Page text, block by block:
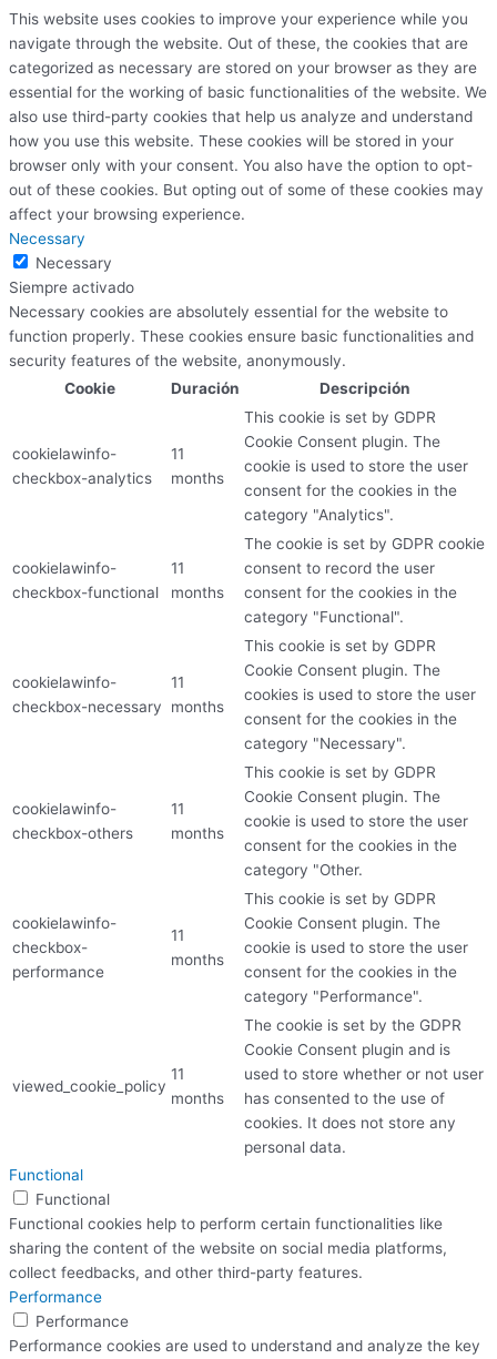
This website uses cookies to improve your experience while you
navigate through the website. Out of these, the cookies that are
categorized as necessary are stored on your browser as they are
essential for the working of basic functionalities of the website. We
also use third-party cookies that help us analyze and understand
how you use this website. These cookies will be stored in your
browser only with your consent. You also have the option to opt-
out of these cookies. But opting out of some of these cookies may
affect your browsing experience.
Necessary
Necessary
Siempre activado
Necessary cookies are absolutely essential for the website to
function properly. These cookies ensure basic functionalities and
security features of the website, anonymously.
Cookie
Duración Descripción
cookielawinfo-
checkbox-analytics
11
months
This cookie is set by GDPR
Cookie Consent plugin. The
cookie is used to store the user
consent for the cookies in the
category "Analytics".
cookielawinfo-
checkbox-functional
11
months
The cookie is set by GDPR cookie
consent to record the user
consent for the cookies in the
category "Functional".
cookielawinfo-
checkbox-necessary
11
months
This cookie is set by GDPR
Cookie Consent plugin. The
cookies is used to store the user
consent for the cookies in the
category "Necessary".
cookielawinfo-
checkbox-others
11
months
This cookie is set by GDPR
Cookie Consent plugin. The
cookie is used to store the user
consent for the cookies in the
category "Other.
cookielawinfo-
checkbox-
performance
11
months
This cookie is set by GDPR
Cookie Consent plugin. The
cookie is used to store the user
consent for the cookies in the
category "Performance".
viewed_cookie_policy
11
months
The cookie is set by the GDPR
Cookie Consent plugin and is
used to store whether or not user
has consented to the use of
cookies. It does not store any
personal data.
Functional
Functional
Functional cookies help to perform certain functionalities like
sharing the content of the website on social media platforms,
collect feedbacks, and other third-party features.
Performance
Performance
Performance cookies are used to understand and analyze the key